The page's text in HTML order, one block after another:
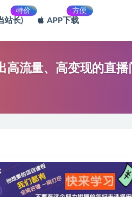
站长)
特价
APP下载
方便
高流量、高变现的直播